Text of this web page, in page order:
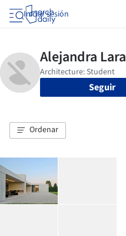
Iniciar sesión
Seguir
Ordenar